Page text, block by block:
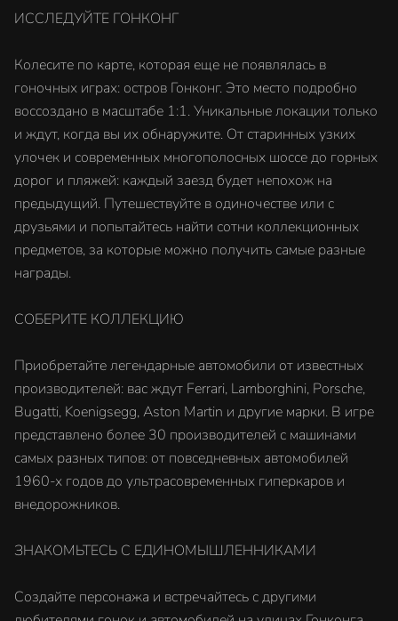
ИССЛЕДУЙТЕ ГОНКОНГ
Колесите по карте, которая еще не появлялась в
гоночных играх: остров Гонконг. Это место подробно
воссоздано в масштабе 1:1. Уникальные локации только
и ждут, когда вы их обнаружите. От старинных узких
улочек и современных многополосных шоссе до горных
дорог и пляжей: каждый заезд будет непохож на
предыдущий. Путешествуйте в одиночестве или с
друзьями и попытайтесь найти сотни коллекционных
предметов, за которые можно получить самые разные
награды.
СОБЕРИТЕ КОЛЛЕКЦИЮ
Приобретайте легендарные автомобили от известных
производителей: вас ждут Ferrari, Lamborghini, Porsche,
Bugatti, Koenigsegg, Aston Martin и другие марки. В игре
представлено более 30 производителей с машинами
самых разных типов: от повседневных автомобилей
1960-х годов до ультрасовременных гиперкаров и
внедорожников.
ЗНАКОМЬТЕСЬ С ЕДИНОМЫШЛЕННИКАМИ
Создайте персонажа и встречайтесь с другими